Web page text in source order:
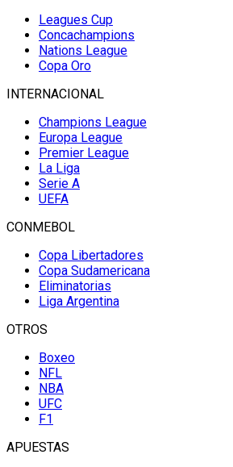
Leagues Cup
Concachampions
Nations League
Copa Oro
INTERNACIONAL
Champions League
Europa League
Premier League
La Liga
Serie A
UEFA
CONMEBOL
Copa Libertadores
Copa Sudamericana
Eliminatorias
Liga Argentina
OTROS
Boxeo
NFL
NBA
UFC
F1
APUESTAS